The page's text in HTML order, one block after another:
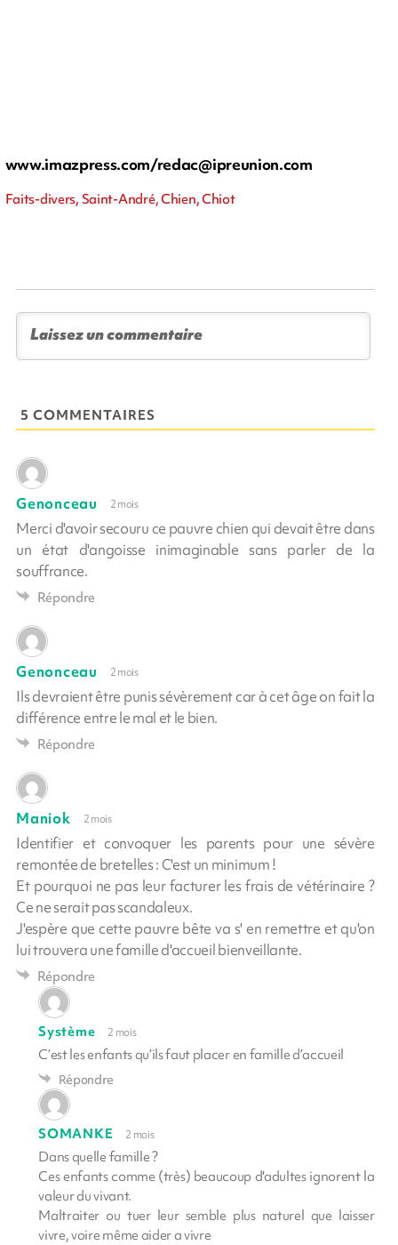
www.imazpress.com/redac@ipreunion.com
Faits-divers, Saint-André, Chien, Chiot
5 COMMENTAIRES
Genonceau 2 mois
Merci d'avoir secouru ce pauvre chien qui devait être dans
un état d'angoisse inimaginable sans parler de la
souffrance.
Répondre
Genonceau 2 mois
Ils devraient être punis sévèrement car à cet âge on fait la
différence entre le mal et le bien.
Répondre
Maniok 2 mois
Identifier et convoquer les parents pour une sévère
remontée de bretelles : C'est un minimum !
Et pourquoi ne pas leur facturer les frais de vétérinaire ?
Ce ne serait pas scandaleux.
J'espère que cette pauvre bête va s' en remettre et qu'on
lui trouvera une famille d'accueil bienveillante.
Répondre
Système 2 mois
C’est les enfants qu’ils faut placer en famille d’accueil
Répondre
SOMANKE 2 mois
Dans quelle famille ?
Ces enfants comme (très) beaucoup d'adultes ignorent la
valeur du vivant.
Maltraiter ou tuer leur semble plus naturel que laisser
vivre, voire même aider a vivre